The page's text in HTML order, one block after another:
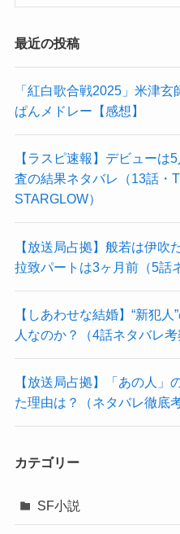
最近の投稿
「紅白歌合戦2025」米津
ぱんメドレー【感想】
【ラスピ速報】デビューは
査の結果ネタバレ（13話・
STARGLOW）
【放送局占拠】般若は伊吹
拉致パートは3ヶ月前（5話
【しあわせな結婚】“新犯
人なのか？（4話ネタバレ考
【放送局占拠】「あの人」
た理由は？（ネタバレ徹底考
カテゴリー
SF小説